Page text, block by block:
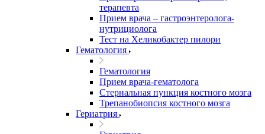
терапевта
Прием врача – гастроэнтеролога-
нутрициолога
Тест на Хеликобактер пилори
Гематология
Гематология
Прием врача-гематолога
Стернальная пункция костного мозга
Трепанобиопсия костного мозга
Гериатрия